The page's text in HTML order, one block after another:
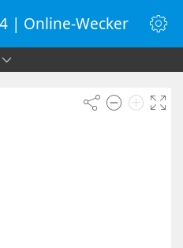
| Online-Wecker